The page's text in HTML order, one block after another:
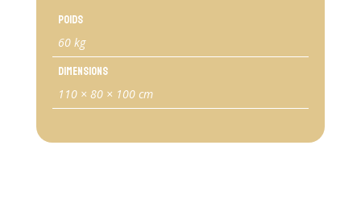
Poids
60 kg
Dimensions
110 × 80 × 100 cm